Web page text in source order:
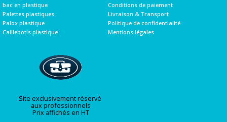
bac en plastique
Palettes plastiques
Palox plastique
Caillebotis plastique
Conditions de paiement
Livraison & Transport
Politique de confidentialité
Mentions légales
Site exclusivement réservé
aux professionnels
Prix affichés en HT